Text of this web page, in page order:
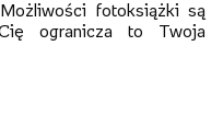
fotoksiążki są
ogranicza to Twoja